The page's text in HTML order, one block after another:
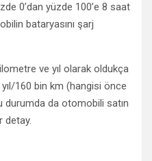
0’dan yüzde 100’e 8 saat
bataryasını şarj
ve yıl olarak oldukça
160 bin km (hangisi önce
durumda da otomobili satın
detay.